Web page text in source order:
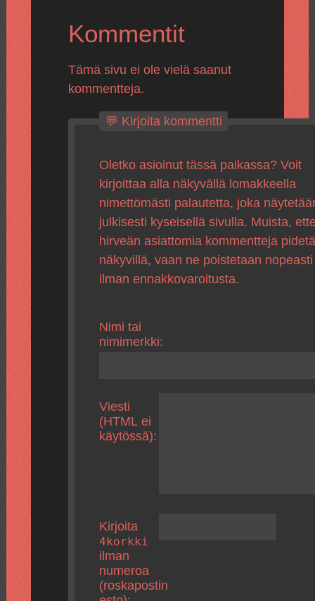
Kommentit
Tämä sivu ei ole vielä saanut
kommentteja.
💬 Kirjoita kommentti
Oletko asioinut tässä paikassa? Voit
kirjoittaa alla näkyvällä lomakkeella
nimettömästi palautetta, joka
julkisesti kyseisellä sivulla. Muista,
hirveän asiattomia kommentteja pidetä
näkyvillä, vaan ne poistetaan
ilman ennakkovaroitusta.
Nimi tai
nimimerkki:
Viesti
(HTML ei
käytössä):
Kirjoita
4korkki
ilman
numeroa
(roskapostin